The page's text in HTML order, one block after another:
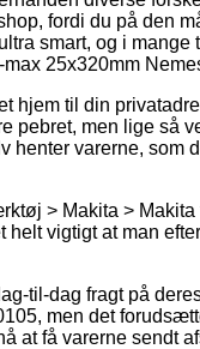
fordi du på den
smart, og i
25x320mm
hjem til din
pebret, men lige så
henter varerne,
> Makita >
helt vigtigt at man
til-dag fragt på
men det
at få varerne sendt